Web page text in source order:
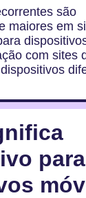
são
maiores em
com sites
para